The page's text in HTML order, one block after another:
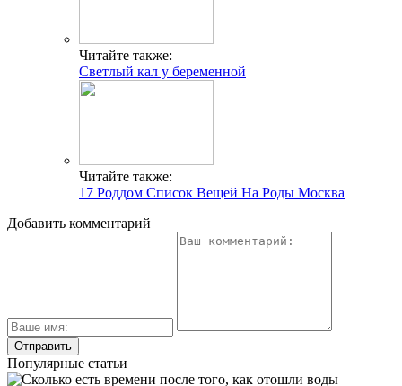
Читайте также:
Светлый кал у беременной
Читайте также:
17 Роддом Список Вещей На Роды Москва
Добавить комментарий
Популярные статьи